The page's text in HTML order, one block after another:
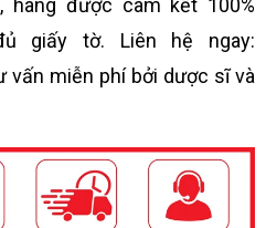
hàng được cam kết 100%
giấy tờ. Liên hệ ngay:
vấn miễn phí bởi dược sĩ và